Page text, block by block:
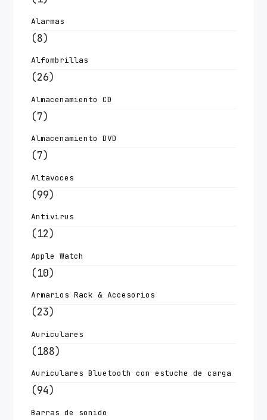
Alarmas
(8)
Alfombrillas
(26)
Almacenamiento CD
(7)
Almacenamiento DVD
(7)
Altavoces
(99)
Antivirus
(12)
Apple Watch
(10)
Armarios Rack & Accesorios
(23)
Auriculares
(188)
Auriculares Bluetooth con estuche de carga
(94)
Barras de sonido